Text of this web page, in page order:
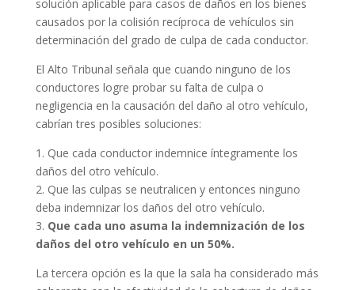
solución aplicable para casos de daños en los bienes
causados por la colisión recíproca de vehículos sin
determinación del grado de culpa de cada conductor.
El Alto Tribunal señala que cuando ninguno de los
conductores logre probar su falta de culpa o
negligencia en la causación del daño al otro vehículo,
cabrían tres posibles soluciones:
1. Que cada conductor indemnice íntegramente los
daños del otro vehículo.
2. Que las culpas se neutralicen y entonces ninguno
deba indemnizar los daños del otro vehículo.
3. Que cada uno asuma la indemnización de los
daños del otro vehículo en un 50%.
La tercera opción es la que la sala ha considerado más